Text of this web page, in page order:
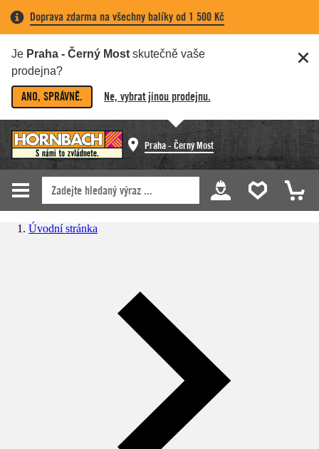
Doprava zdarma na všechny balíky od 1 500 Kč
Je Praha - Černý Most skutečně vaše
prodejna?
ANO, SPRÁVNĚ. Ne, vybrat jinou prodejnu.
Praha - Černý Most
Úvodní stránka